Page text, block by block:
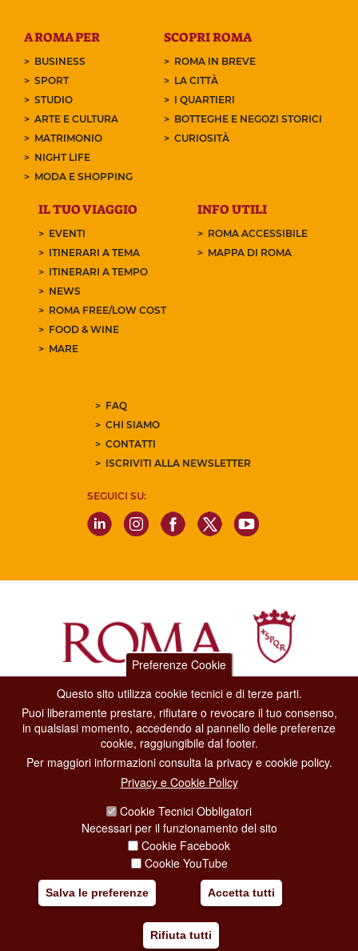
A ROMA PER
BUSINESS
SPORT
STUDIO
ARTE E CULTURA
MATRIMONIO
NIGHT LIFE
MODA E SHOPPING
SCOPRI ROMA
ROMA IN BREVE
LA CITTÀ
I QUARTIERI
BOTTEGHE E NEGOZI STORICI
CURIOSITÀ
IL TUO VIAGGIO
EVENTI
ITINERARI A TEMA
ITINERARI A TEMPO
NEWS
ROMA FREE/LOW COST
FOOD & WINE
MARE
INFO UTILI
ROMA ACCESSIBILE
MAPPA DI ROMA
FAQ
CHI SIAMO
CONTATTI
ISCRIVITI ALLA NEWSLETTER
SEGUICI SU:
Dipartimento Grandi Eventi, Sport, Turismo e Moda.
Via di San Basilio, 51
00187 Roma
CONTACT CENTER TEL. 06 06 08
CONTATTA LA REDAZIONE
SOCIAL MEDIA POLICY
COPYRIGHT
Preferenze Cookie
Questo sito utilizza cookie tecnici e di terze parti.
Puoi liberamente prestare, rifiutare o revocare il tuo consenso,
in qualsiasi momento, accedendo al pannello delle preferenze
cookie, raggiungibile dal footer.
Per maggiori informazioni consulta la privacy e cookie policy.
Privacy e Cookie Policy
Cookie Tecnici Obbligatori
Necessari per il funzionamento del sito
Cookie Facebook
Cookie YouTube
Salva le preferenze Accetta tutti
Rifiuta tutti